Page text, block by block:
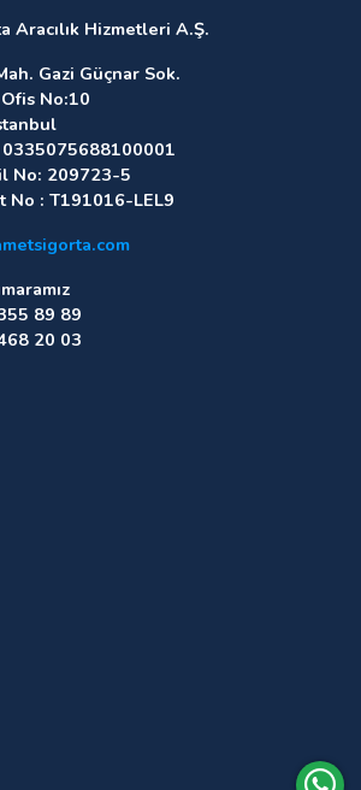
Aracılık Hizmetleri A.Ş.
Gazi Güçnar Sok.
No:10
0335075688100001
No: 209723-5
No : T191016-LEL9
89 89
20 03